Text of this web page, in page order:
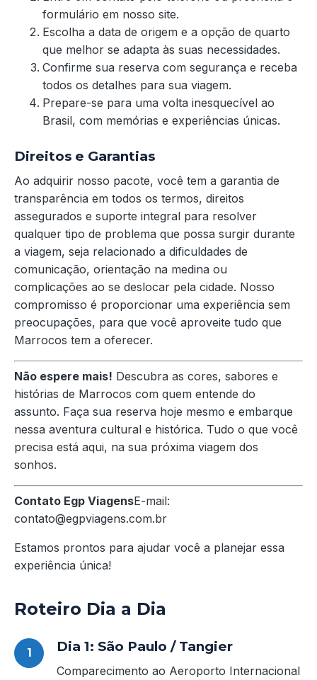
formulário em nosso site.
Escolha a data de origem e a opção de quarto
que melhor se adapta às suas necessidades.
Confirme sua reserva com segurança e receba
todos os detalhes para sua viagem.
Prepare-se para uma volta inesquecível ao
Brasil, com memórias e experiências únicas.
Direitos e Garantias
Ao adquirir nosso pacote, você tem a garantia de
transparência em todos os termos, direitos
assegurados e suporte integral para resolver
qualquer tipo de problema que possa surgir durante
a viagem, seja relacionado a dificuldades de
comunicação, orientação na medina ou
complicações ao se deslocar pela cidade. Nosso
compromisso é proporcionar uma experiência sem
preocupações, para que você aproveite tudo que
Marrocos tem a oferecer.
Não espere mais! Descubra as cores, sabores e
histórias de Marrocos com quem entende do
assunto. Faça sua reserva hoje mesmo e embarque
nessa aventura cultural e histórica. Tudo o que você
precisa está aqui, na sua próxima viagem dos
sonhos.
Contato Egp ViagensE-mail:
contato@egpviagens.com.br
Estamos prontos para ajudar você a planejar essa
experiência única!
Roteiro Dia a Dia
Dia 1: São Paulo / Tangier
Comparecimento ao Aeroporto Internacional